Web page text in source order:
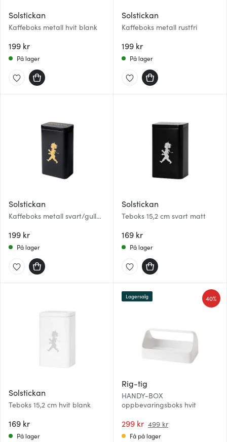
Solstickan
Kaffeboks metall hvit blank
199 kr
På lager
Solstickan
Kaffeboks metall rustfri
199 kr
På lager
Solstickan
Kaffeboks metall svart/gull
199 kr
På lager
Solstickan
Teboks 15,2 cm svart matt
169 kr
På lager
Solstickan
Teboks 15,2 cm hvit blank
169 kr
På lager
Rig-tig
HANDY-BOX
oppbevaringsboks hvit
299 kr 499 kr
40%
Lagersalg
Få på lager